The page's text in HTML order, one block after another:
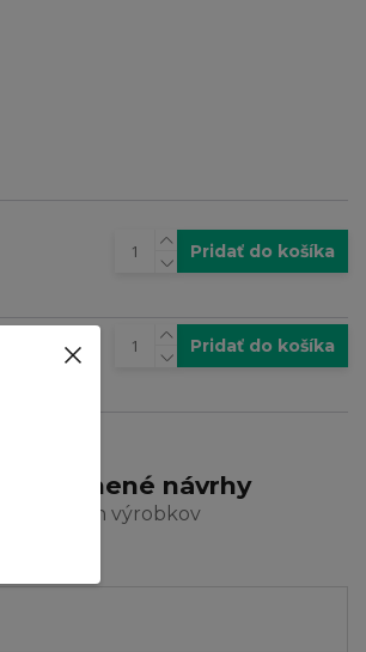
Pridať do košíka
Pridať do košíka
Ocenené návrhy
a dizajn výrobkov